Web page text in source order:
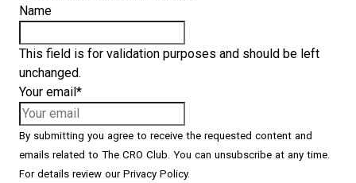
Name
This field is for validation purposes and should be left
unchanged.
Your email *
By submitting you agree to receive the requested content and
emails related to The CRO Club. You can unsubscribe at any time.
For details review our Privacy Policy.